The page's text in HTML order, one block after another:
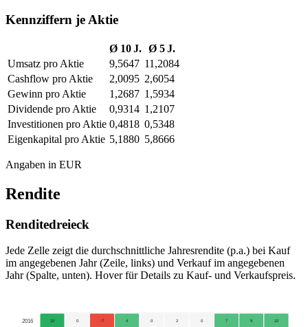
Kennziffern je Aktie
Ø 10 J. Ø 5 J.
Umsatz pro Aktie
9,5647 11,2084
Cashflow pro Aktie
2,0095 2,6054
Gewinn pro Aktie
1,2687 1,5934
Dividende pro Aktie
0,9314 1,2107
Investitionen pro Aktie 0,4818 0,5348
Eigenkapital pro Aktie 5,1880 5,8666
Angaben in EUR
Rendite
Renditedreieck
Jede Zelle zeigt die durchschnittliche Jahresrendite (p.a.) bei Kauf
im angegebenen Jahr (Zeile, links) und Verkauf im angegebenen
Jahr (Spalte, unten). Hover für Details zu Kauf- und Verkaufspreis.
2016 10 0 -7 4 0 2 0 7 9 10